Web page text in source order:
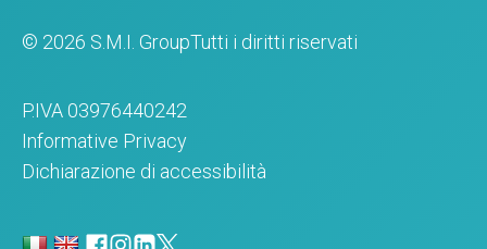
© 2026 S.M.I. GroupTutti i diritti riservati
P.IVA 03976440242
Informative Privacy
Dichiarazione di accessibilità